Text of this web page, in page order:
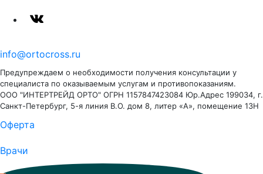
info@ortocross.ru
Предупреждаем о необходимости получения консультации у
специалиста по оказываемым услугам и противопоказаниям.
ООО "ИНТЕРТРЕЙД ОРТО" ОГРН 1157847423084 Юр.Адрес 199034, г.
Санкт-Петербург, 5-я линия В.О. дом 8, литер «А», помещение 13Н
Оферта
Врачи